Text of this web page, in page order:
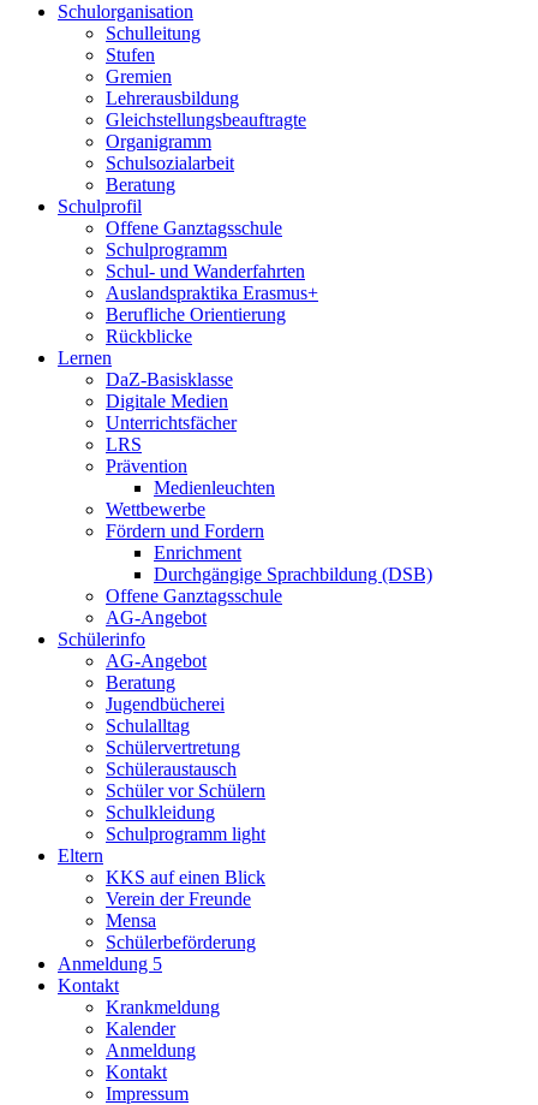
Schulorganisation
Schulleitung
Stufen
Gremien
Lehrerausbildung
Gleichstellungsbeauftragte
Organigramm
Schulsozialarbeit
Beratung
Schulprofil
Offene Ganztagsschule
Schulprogramm
Schul- und Wanderfahrten
Auslandspraktika Erasmus+
Berufliche Orientierung
Rückblicke
Lernen
DaZ-Basisklasse
Digitale Medien
Unterrichtsfächer
LRS
Prävention
Medienleuchten
Wettbewerbe
Fördern und Fordern
Enrichment
Durchgängige Sprachbildung (DSB)
Offene Ganztagsschule
AG-Angebot
Schülerinfo
AG-Angebot
Beratung
Jugendbücherei
Schulalltag
Schülervertretung
Schüleraustausch
Schüler vor Schülern
Schulkleidung
Schulprogramm light
Eltern
KKS auf einen Blick
Verein der Freunde
Mensa
Schülerbeförderung
Anmeldung 5
Kontakt
Krankmeldung
Kalender
Anmeldung
Kontakt
Impressum